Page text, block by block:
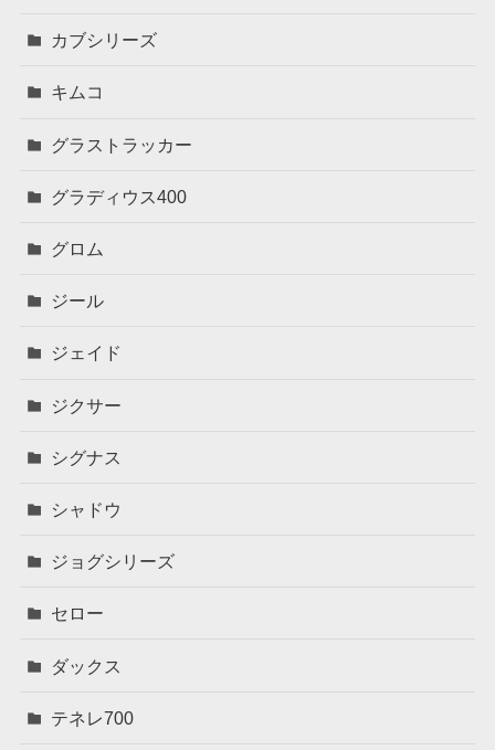
カブシリーズ
キムコ
グラストラッカー
グラディウス400
グロム
ジール
ジェイド
ジクサー
シグナス
シャドウ
ジョグシリーズ
セロー
ダックス
テネレ700